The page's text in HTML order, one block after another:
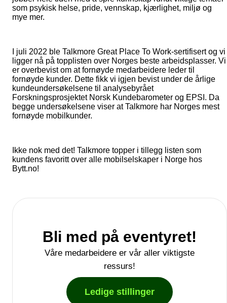
som psykisk helse, pride, vennskap, kjærlighet, miljø og
mye mer.
I juli 2022 ble Talkmore Great Place To Work-sertifisert og vi
ligger nå på topplisten over Norges beste arbeidsplasser. Vi
er overbevist om at fornøyde medarbeidere leder til
fornøyde kunder. Dette fikk vi igjen bevist under de årlige
kundeundersøkelsene til analysebyrået
Forskningsprosjektet Norsk Kundebarometer og EPSI. Da
begge undersøkelsene viser at Talkmore har Norges mest
fornøyde mobilkunder.
Ikke nok med det! Talkmore topper i tillegg listen som
kundens favoritt over alle mobilselskaper i Norge hos
Bytt.no!
Bli med på eventyret!
Våre medarbeidere er vår aller viktigste
ressurs!
Ledige stillinger